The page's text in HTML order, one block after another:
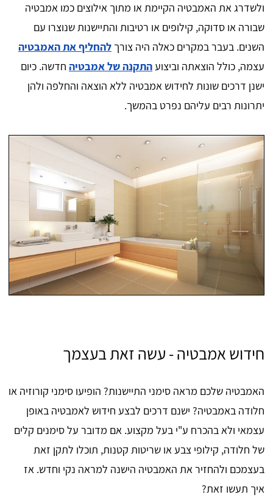
ולשדרג את האמבטיה הקיימת או מתוך אילוצים כמו אמבטיה
שבורה או סדוקה, קילופים או רטיבות והתיישנות שנוצרו עם
השנים. בעבר במקרים כאלה היה צורך להחליף את האמבטיה
עצמה, כולל הוצאתה וביצועהתקנה של אמבטיה חדשה. כיום
ישנן דרכים שונות לחידוש אמבטיה ללא הוצאה והחלפה ולהן
יתרונות רבים עליהם נפרט בהמשך.
חידוש אמבטיה - עשה זאת בעצמך
האמבטיה שלכם מראה סימני התיישנות? הופיעו סימני קורוזיה או
חלודה באמבטיה? ישנם דרכים לבצע חידוש לאמבטיה באופן
עצמאי ולא בהכרח ע"י בעל מקצוע. אם מדובר על סימנים קלים
של חלודה, קילופי צבע או שריטות קטנות, תוכלו לתקן זאת
בעצמכם ולהחזיר את האמבטיה הישנה למראה נקי וחדש. אז
איך תעשו זאת?